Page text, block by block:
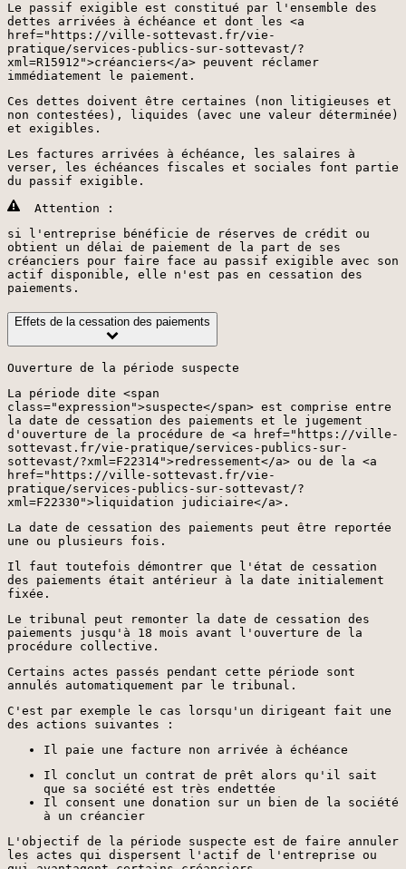
Le passif exigible est constitué par l'ensemble des
dettes arrivées à échéance et dont les <a
href="https://ville-sottevast.fr/vie-
pratique/services-publics-sur-sottevast/?
xml=R15912">créanciers</a> peuvent réclamer
immédiatement le paiement.
Ces dettes doivent être certaines (non litigieuses et
non contestées), liquides (avec une valeur déterminée)
et exigibles.
Les factures arrivées à échéance, les salaires à
verser, les échéances fiscales et sociales font partie
du passif exigible.
Attention :
si l'entreprise bénéficie de réserves de crédit ou
obtient un délai de paiement de la part de ses
créanciers pour faire face au passif exigible avec son
actif disponible, elle n'est pas en cessation des
paiements.
Effets de la cessation des paiements
Ouverture de la période suspecte
La période dite <span
class="expression">suspecte</span> est comprise entre
la date de cessation des paiements et le jugement
d'ouverture de la procédure de <a href="https://ville-
sottevast.fr/vie-pratique/services-publics-sur-
sottevast/?xml=F22314">redressement</a> ou de la <a
href="https://ville-sottevast.fr/vie-
pratique/services-publics-sur-sottevast/?
xml=F22330">liquidation judiciaire</a>.
La date de cessation des paiements peut être reportée
une ou plusieurs fois.
Il faut toutefois démontrer que l'état de cessation
des paiements était antérieur à la date initialement
fixée.
Le tribunal peut remonter la date de cessation des
paiements jusqu'à 18 mois avant l'ouverture de la
procédure collective.
Certains actes passés pendant cette période sont
annulés automatiquement par le tribunal.
C'est par exemple le cas lorsqu'un dirigeant fait une
des actions suivantes :
Il paie une facture non arrivée à échéance
Il conclut un contrat de prêt alors qu'il sait
que sa société est très endettée
Il consent une donation sur un bien de la société
à un créancier
L'objectif de la période suspecte est de faire annuler
les actes qui dispersent l'actif de l'entreprise ou